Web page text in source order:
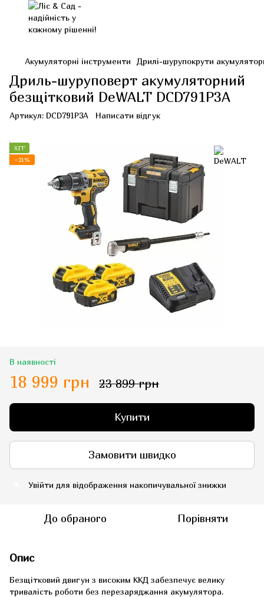
Акумуляторні інструменти Дрилі-шурупокрути
Дриль-шуруповерт акумуляторний
безщітковий DeWALT DCD791P3A
Артикул: DCD791P3A Написати відгук
ХІТ
−21%
В наявності
18 999 грн 23 899 грн
Купити
Замовити швидко
Увійти для відображення накопичувальної знижки
До обраного Порівняти
Опис
Безщітковий двигун з високим ККД забезпечує велику
тривалість роботи без перезаряджання акумулятора.